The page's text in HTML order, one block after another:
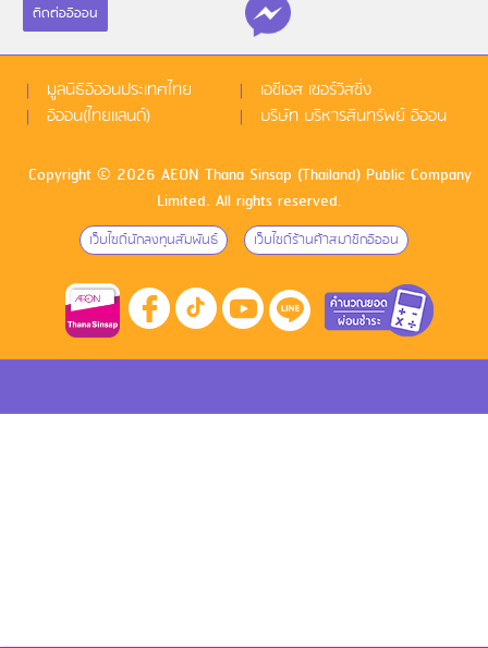
ติดต่ออิออน
มูลนิธิอิออนประเทศไทย
เอซีเอส เซอร์วิสซิ่ง
อิออน(ไทยแลนด์)
บริษัท บริหารสินทรัพย์ อิออน
Copyright © 2026 AEON Thana Sinsap (Thailand) Public Company
Limited. All rights reserved.
เว็บไซด์นักลงทุนสัมพันธ์ เว็บไซด์ร้านค้าสมาชิกอิออน